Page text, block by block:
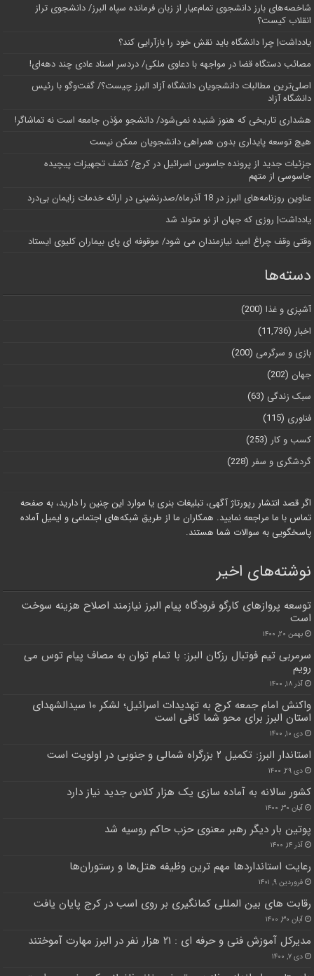
شاخصه‌های بارز دانشجوی تمام‌عیار از زبان فرمانده سپاه البرز/ دانشجوی تراز
انقلاب کیست؟
یادداشت| چرا دانشگاه باید نقش خود را بازآرایی کند؟
مصائب دستگاه قضا در مواجهه با دعاوی ملکی/ دردسر اسناد عادی چند‌ دهه‌ای!
اصلی‌ترین مطالبات دانشجویان دانشگاه آزاد البرز چیست؟/ گفت‌وگو با رئیس
دانشگاه آز‌اد
هشداری تاریخی که هنوز شنیده نمی‌شود/ دانشجو مؤذن جامعه است نه تماشاگر!
هیچ توسعه پایداری بدون همراهی دانشجویان ممکن نیست
جزئیات جدید از پرونده جاسوس اسرائیل در کرج/‌ کشف تجهیزات پیچیده
جاسوسی از متهم
عناوین روزنامه‌های البرز در ‌18 آذرماه/صدرنشینی در ارائه خدمات زایمان بی‌درد
یادداشت| روزی که جهان از نو متولد شد
وقتی وقف چراغ امید نیازمندان می شود/ موقوفه ای پای بیماران کلیوی ایستاد
دسته‌ها
آشپزی و غذا (200)
اخبار (11,736)
بازی و سرگرمی (200)
جهان (202)
سبک زندگی (63)
فناوری (115)
کسب و کار (253)
گردشگری و سفر (228)
اگر قصد انتشار رپورتاژ آگهی، تبلیغات بنری یا موارد این چنین را دارید، به صفحه
تماس با ما مراجعه نمایید. همکاران ما از طریق شبکه‌های اجتماعی و ایمیل آماده
پاسخگویی به سوالات شما هستند.
نوشته‌های اخیر
توسعه پروازهای کارگو فرودگاه پیام البرز نیازمند اصلاح هزینه سوخت
است
بهمن ۲۰, ۱۴۰۰
سرمربی تیم فوتبال رزکان البرز: با تمام توان به مصاف پیام توس می
رویم
آذر ۱۸, ۱۴۰۰
واکنش امام جمعه کرج به تهدیدات اسرائیل؛ لشکر ۱۰ سیدالشهدای
استان البرز برای محو شما کافی است
دی ۱۰, ۱۴۰۰
استاندار البرز: تکمیل ۲ بزرگراه شمالی و جنوبی در اولویت است
دی ۲۹, ۱۴۰۰
کشور سالانه به آماده سازی یک هزار کلاس جدید نیاز دارد
آبان ۳۰, ۱۴۰۰
پوتین بار دیگر رهبر معنوی حزب حاکم روسیه شد
آذر ۱۴, ۱۴۰۰
رعایت استاندارد‌ها مهم ترین وظیفه هتل‌ها و رستوران‌ها
فروردین ۹, ۱۴۰۱
رقابت های بین المللی کمانگیری بر روی اسب در کرج پایان یافت
آبان ۳۰, ۱۴۰۰
مدیرکل آموزش فنی و حرفه ای : ۲۱ هزار نفر در البرز مهارت آموختند
دی ۷, ۱۴۰۰